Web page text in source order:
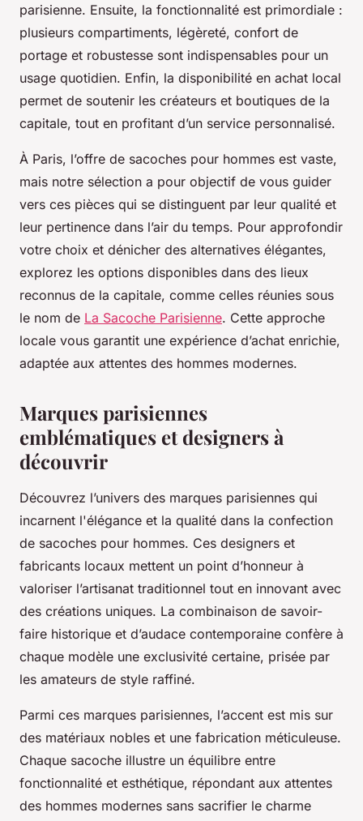
parisienne. Ensuite, la fonctionnalité est primordiale :
plusieurs compartiments, légèreté, confort de
portage et robustesse sont indispensables pour un
usage quotidien. Enfin, la disponibilité en achat local
permet de soutenir les créateurs et boutiques de la
capitale, tout en profitant d’un service personnalisé.
À Paris, l’offre de sacoches pour hommes est vaste,
mais notre sélection a pour objectif de vous guider
vers ces pièces qui se distinguent par leur qualité et
leur pertinence dans l’air du temps. Pour approfondir
votre choix et dénicher des alternatives élégantes,
explorez les options disponibles dans des lieux
reconnus de la capitale, comme celles réunies sous
le nom de La Sacoche Parisienne. Cette approche
locale vous garantit une expérience d’achat enrichie,
adaptée aux attentes des hommes modernes.
Marques parisiennes
emblématiques et designers à
découvrir
Découvrez l’univers des marques parisiennes qui
incarnent l'élégance et la qualité dans la confection
de sacoches pour hommes. Ces designers et
fabricants locaux mettent un point d’honneur à
valoriser l’artisanat traditionnel tout en innovant avec
des créations uniques. La combinaison de savoir-
faire historique et d’audace contemporaine confère à
chaque modèle une exclusivité certaine, prisée par
les amateurs de style raffiné.
Parmi ces marques parisiennes, l’accent est mis sur
des matériaux nobles et une fabrication méticuleuse.
Chaque sacoche illustre un équilibre entre
fonctionnalité et esthétique, répondant aux attentes
des hommes modernes sans sacrifier le charme